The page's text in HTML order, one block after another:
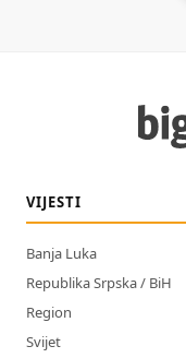
VIJESTI
Banja Luka
Republika Srpska / BiH
Region
Svijet